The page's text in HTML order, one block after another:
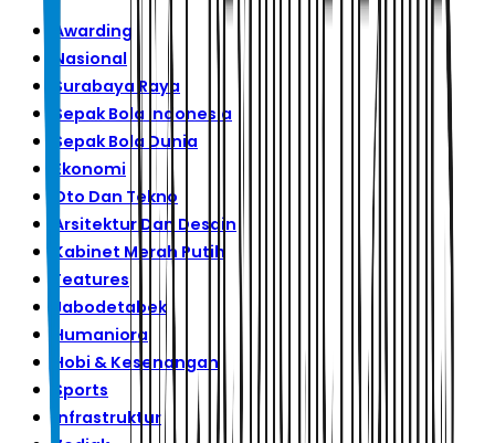
Awarding
Nasional
Surabaya Raya
Sepak Bola Indonesia
Sepak Bola Dunia
Ekonomi
Oto Dan Tekno
Arsitektur Dan Desain
Kabinet Merah Putih
Features
Jabodetabek
Humaniora
Hobi & Kesenangan
Sports
Infrastruktur